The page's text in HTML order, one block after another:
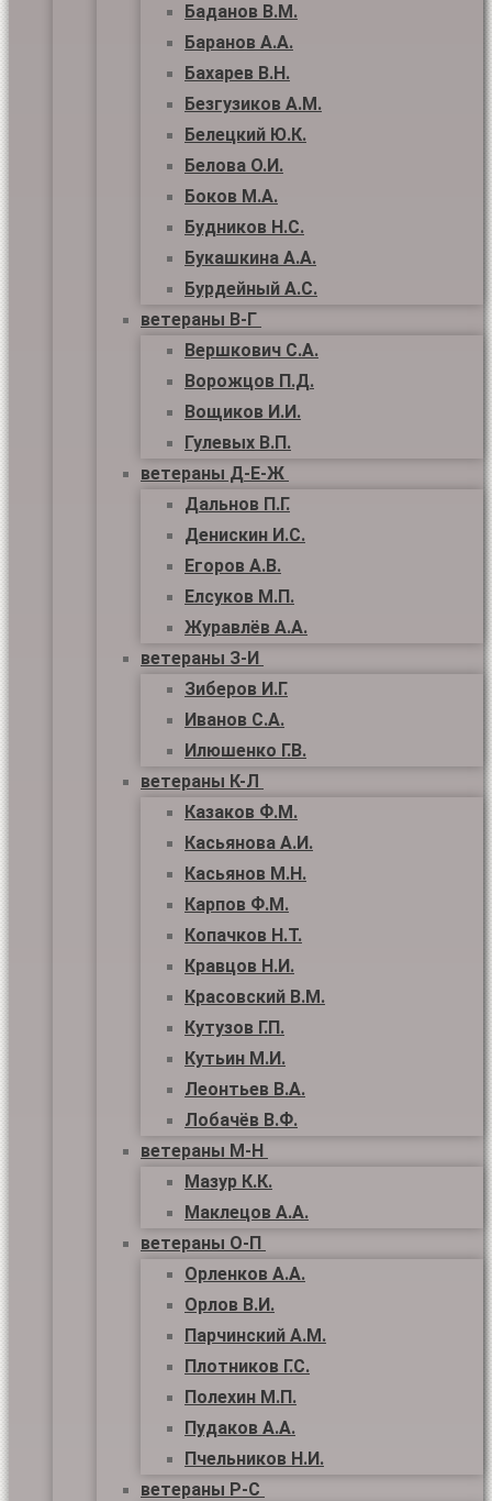
Баданов В.М.
Баранов А.А.
Бахарев В.Н.
Безгузиков А.М.
Белецкий Ю.К.
Белова О.И.
Боков М.А.
Будников Н.С.
Букашкина А.А.
Бурдейный А.С.
ветераны В-Г
Вершкович С.А.
Ворожцов П.Д.
Вощиков И.И.
Гулевых В.П.
ветераны Д-Е-Ж
Дальнов П.Г.
Денискин И.С.
Егоров А.В.
Елсуков М.П.
Журавлёв А.А.
ветераны З-И
Зиберов И.Г.
Иванов С.А.
Илюшенко Г.В.
ветераны К-Л
Казаков Ф.М.
Касьянова А.И.
Касьянов М.Н.
Карпов Ф.М.
Копачков Н.Т.
Кравцов Н.И.
Красовский В.М.
Кутузов Г.П.
Кутьин М.И.
Леонтьев В.А.
Лобачёв В.Ф.
ветераны М-Н
Мазур К.К.
Маклецов А.А.
ветераны О-П
Орленков А.А.
Орлов В.И.
Парчинский А.М.
Плотников Г.С.
Полехин М.П.
Пудаков А.А.
Пчельников Н.И.
ветераны Р-С